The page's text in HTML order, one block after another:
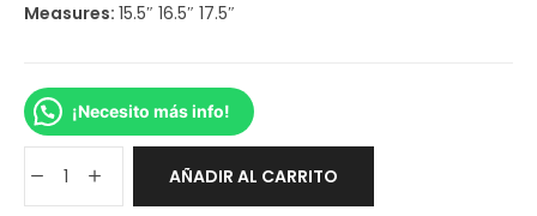
Measures: 15.5″ 16.5″ 17.5″
¡Necesito más info!
AÑADIR AL CARRITO